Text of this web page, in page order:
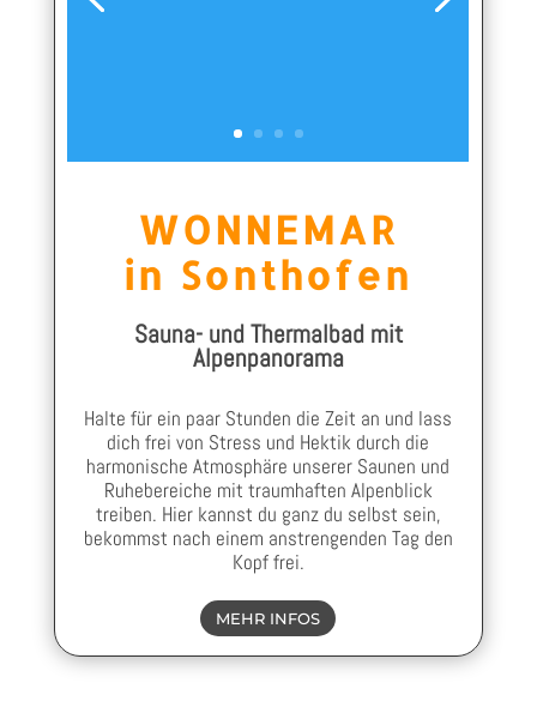
WONNEMAR
in Sonthofen
Sauna- und Thermalbad mit
Alpenpanorama
Halte für ein paar Stunden die Zeit an und lass
dich frei von Stress und Hektik durch die
harmonische Atmosphäre unserer Saunen und
Ruhebereiche mit traumhaften Alpenblick
treiben. Hier kannst du ganz du selbst sein,
bekommst nach einem anstrengenden Tag den
Kopf frei.
MEHR INFOS